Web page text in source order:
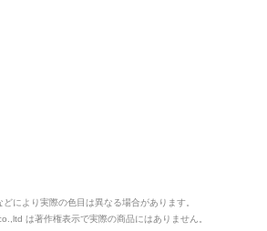
どにより実際の色目は異なる場合があります。
は著作権表示で実際の商品にはありません。